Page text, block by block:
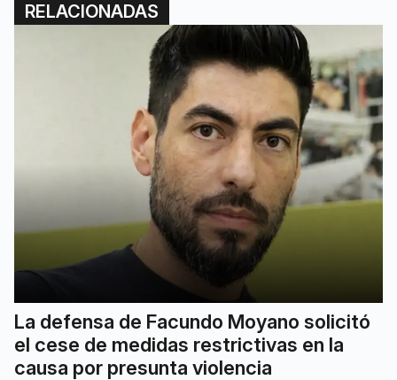
RELACIONADAS
La defensa de Facundo Moyano solicitó
el cese de medidas restrictivas en la
causa por presunta violencia